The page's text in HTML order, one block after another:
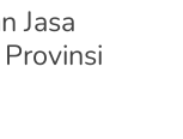
Jasa